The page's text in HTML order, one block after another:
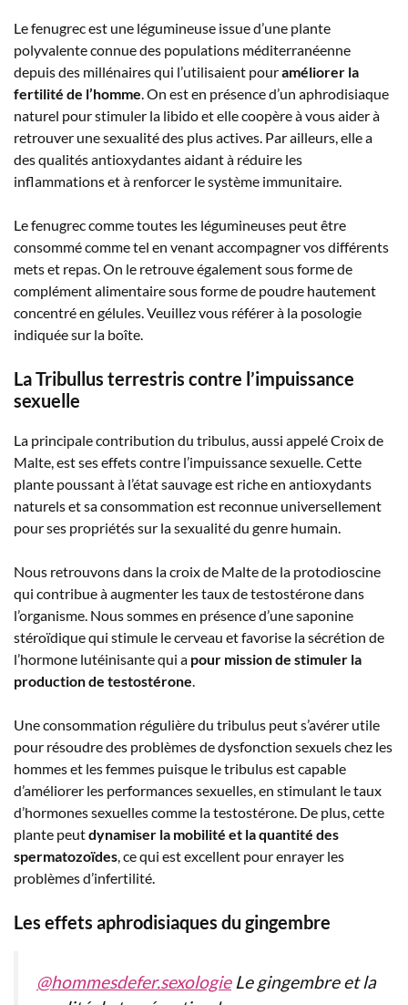
Le fenugrec est une légumineuse issue d’une plante
polyvalente connue des populations méditerranéenne
depuis des millénaires qui l’utilisaient pouraméliorer la
fertilité de l’homme. On est en présence d’un aphrodisiaque
naturel pour stimuler la libido et elle coopère à vous aider à
retrouver une sexualité des plus actives. Par ailleurs, elle a
des qualités antioxydantes aidant à réduire les
inflammations et à renforcer le système immunitaire.
Le fenugrec comme toutes les légumineuses peut être
consommé comme tel en venant accompagner vos différents
mets et repas. On le retrouve également sous forme de
complément alimentaire sous forme de poudre hautement
concentré en gélules. Veuillez vous référer à la posologie
indiquée sur la boîte.
La Tribullus terrestris contre l’impuissance
sexuelle
La principale contribution du tribulus, aussi appelé Croix de
Malte, est ses effets contre l’impuissance sexuelle. Cette
plante poussant à l’état sauvage est riche en antioxydants
naturels et sa consommation est reconnue universellement
pour ses propriétés sur la sexualité du genre humain.
Nous retrouvons dans la croix de Malte de la protodioscine
qui contribue à augmenter les taux de testostérone dans
l’organisme. Nous sommes en présence d’une saponine
stéroïdique qui stimule le cerveau et favorise la sécrétion de
l’hormone lutéinisante qui a pour mission de stimuler la
production de testostérone.
Une consommation régulière du tribulus peut s’avérer utile
pour résoudre des problèmes de dysfonction sexuels chez les
hommes et les femmes puisque le tribulus est capable
d’améliorer les performances sexuelles, en stimulant le taux
d’hormones sexuelles comme la testostérone. De plus, cette
plante peutdynamiser la mobilité et la quantité des
spermatozoïdes, ce qui est excellent pour enrayer les
problèmes d’infertilité.
Les effets aphrodisiaques du gingembre
@hommesdefer.sexologieLe gingembre et la